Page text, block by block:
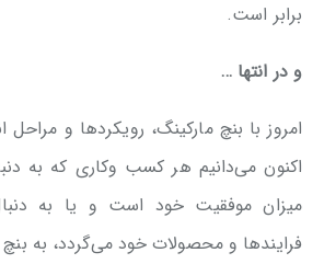
برابر است.
و در انتها …
امروز با بنچ مارکینگ، رویکردها و
اکنون می‌دانیم هر کسب وکاری که به
میزان موفقیت خود است و یا به
فرایندها و محصولات خود می‌گردد، به بنچ